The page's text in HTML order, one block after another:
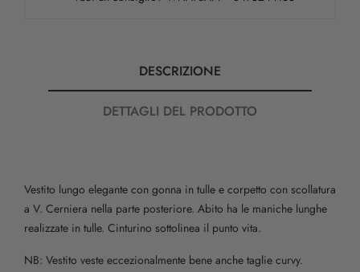
DESCRIZIONE
DETTAGLI DEL PRODOTTO
Vestito lungo elegante con gonna in tulle e corpetto con scollatura
a V. Cerniera nella parte posteriore. Abito ha le maniche lunghe
realizzate in tulle. Cinturino sottolinea il punto vita.
NB: Vestito veste eccezionalmente bene anche taglie curvy.